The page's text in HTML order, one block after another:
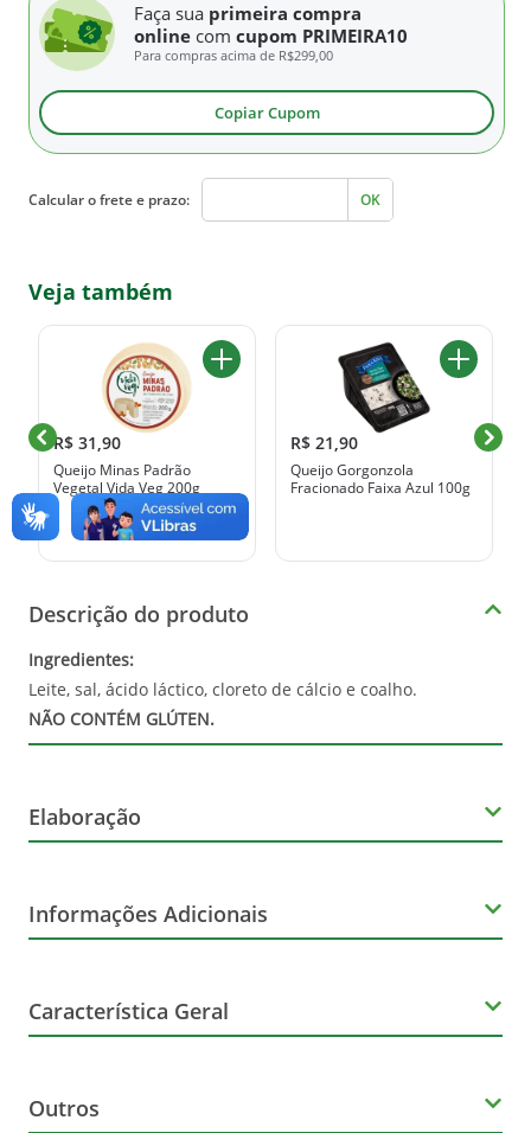
Faça sua primeira compra
online com cupom PRIMEIRA10
Para compras acima de R$299,00
Copiar Cupom
Calcular o frete e prazo: OK
Veja também
R$ 31,90
Queijo Minas Padrão
Vegetal Vida Veg 200g
R$ 21,90
Queijo Gorgonzola
Fracionado Faixa Azul 100g
Descrição do produto
Ingredientes:
Leite, sal, ácido láctico, cloreto de cálcio e coalho.
NÃO CONTÉM GLÚTEN.
Elaboração
470g
Informações Adicionais
Não
Característica Geral
Quatá
Outros